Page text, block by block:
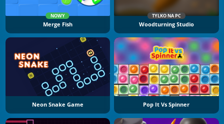
NOWY
Merge Fish
TYLKO NA PC
Woodturning Studio
Neon Snake Game Pop It Vs Spinner